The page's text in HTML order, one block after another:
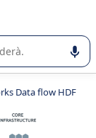
un
Data flow HDF